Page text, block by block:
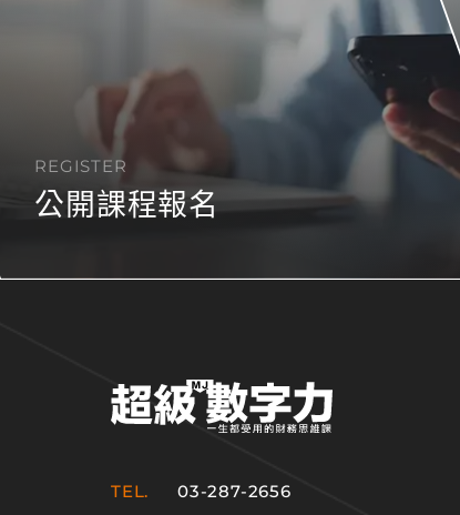
REGISTER
公開課程報名
TEL.
03-287-2656